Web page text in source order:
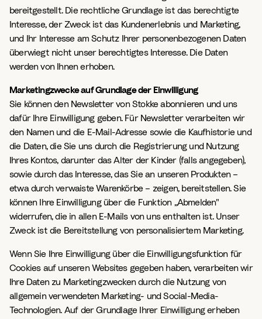
bereitgestellt. Die rechtliche Grundlage ist das berechtigte
Interesse, der Zweck ist das Kundenerlebnis und Marketing,
und Ihr Interesse am Schutz Ihrer personenbezogenen Daten
überwiegt nicht unser berechtigtes Interesse. Die Daten
werden von Ihnen erhoben.
Marketingzwecke auf Grundlage der Einwilligung
Sie können den Newsletter von Stokke abonnieren und uns
dafür Ihre Einwilligung geben. Für Newsletter verarbeiten wir
den Namen und die E-Mail-Adresse sowie die Kaufhistorie und
die Daten, die Sie uns durch die Registrierung und Nutzung
Ihres Kontos, darunter das Alter der Kinder (falls angegeben),
sowie durch das Interesse, das Sie an unseren Produkten –
etwa durch verwaiste Warenkörbe – zeigen, bereitstellen. Sie
können Ihre Einwilligung über die Funktion „Abmelden"
widerrufen, die in allen E-Mails von uns enthalten ist. Unser
Zweck ist die Bereitstellung von personalisiertem Marketing.
Wenn Sie Ihre Einwilligung über die Einwilligungsfunktion für
Cookies auf unseren Websites gegeben haben, verarbeiten wir
Ihre Daten zu Marketingzwecken durch die Nutzung von
allgemein verwendeten Marketing- und Social-Media-
Technologien. Auf der Grundlage Ihrer Einwilligung erheben